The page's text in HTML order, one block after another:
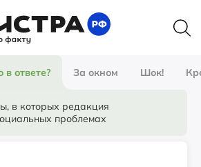
в ответе? За окном Шок!
в которых редакция
проблемах